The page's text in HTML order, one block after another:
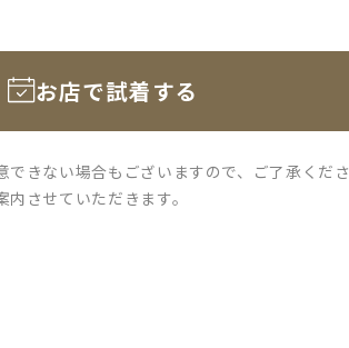
お店で試着する
できない場合もございますので、ご了承くださ
させていただきます。